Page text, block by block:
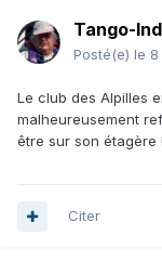
Tango-
Posté(e) le 8
Le club des Alpilles
malheureusement
être sur son étagère !
Citer